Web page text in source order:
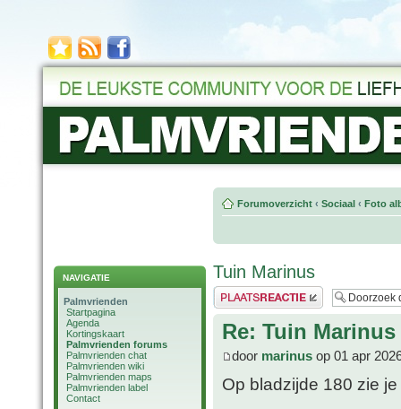
NAVIGATIE
Palmvrienden
Startpagina
Agenda
Kortingskaart
Palmvrienden forums
Palmvrienden chat
Palmvrienden wiki
Palmvrienden maps
Palmvrienden label
Contact
Forumoverzicht ‹ Sociaal ‹ Foto
Tuin Marinus
Plaats een reactie
Re: Tuin Marinus
door marinus op 01 apr
Op bladzijde 180 zie